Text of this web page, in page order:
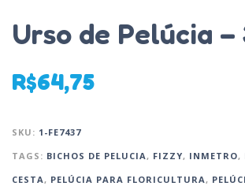
Urso de Pelúcia –
R$64,75
SKU: 1-FE7437
TAGS: BICHOS DE PELUCIA , FIZZY, INMETRO,
CESTA‎ , PELÚCIA PARA FLORICULTURA ,